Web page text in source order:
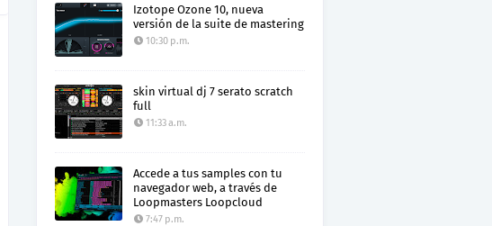
Izotope Ozone 10, nueva
versión de la suite de mastering
10:30 p.m.
skin virtual dj 7 serato scratch
full
11:33 a.m.
Accede a tus samples con tu
navegador web, a través de
Loopmasters Loopcloud
7:47 p.m.